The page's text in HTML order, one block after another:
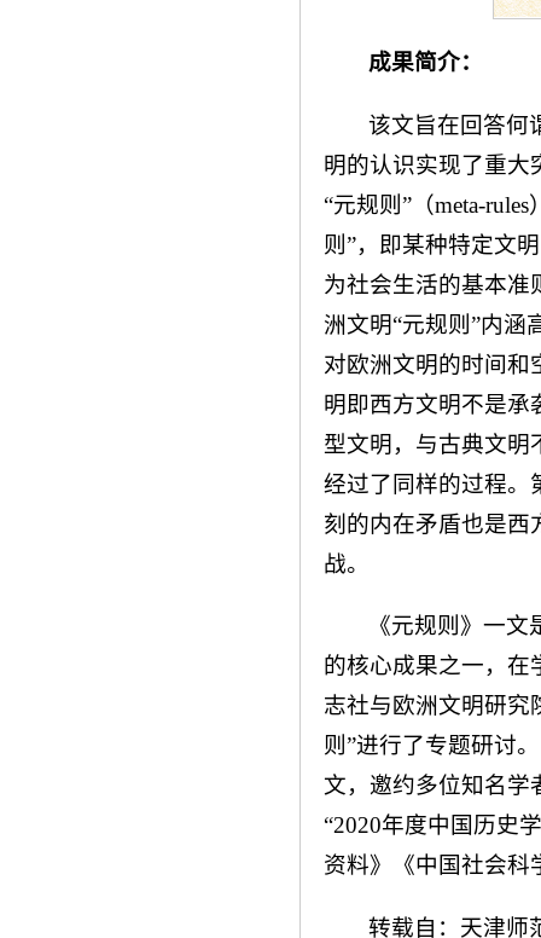
成果简介：
该文旨在回答何
明的认识实现了重大
“元规则”（meta-
则”，即某种特定文
为社会生活的基本准
洲文明“元规则”内涵
对欧洲文明的时间和
明即西方文明不是承
型文明，与古典文明
经过了同样的过程。
刻的内在矛盾也是西
战。
《元规则》一
的核心成果之一，在
志社与欧洲文明研究
则”进行了专题研讨
文，邀约多位知名学
“2020年度中国历史
资料》《中国社会科
转载自：天津师